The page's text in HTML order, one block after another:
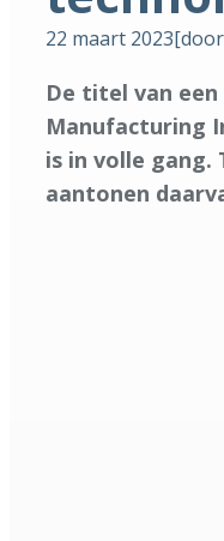
22 maart 2023
De titel van een
Manufacturing
is in volle
aantonen